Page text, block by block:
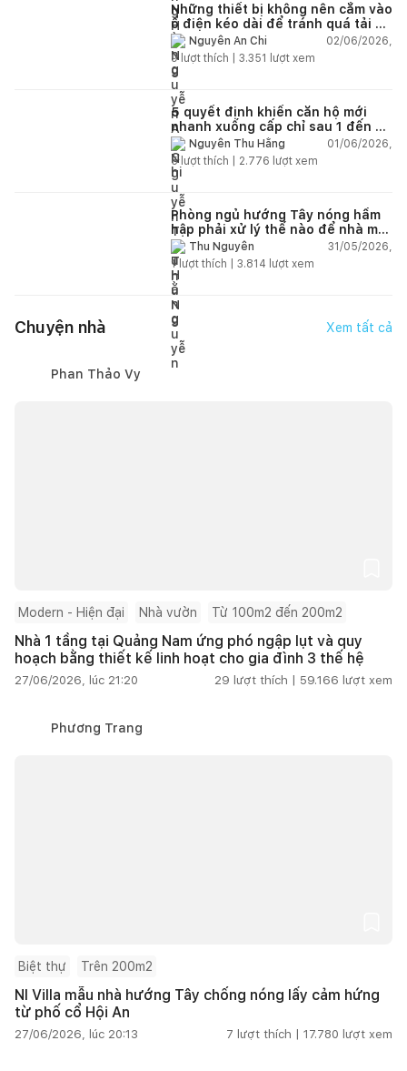
Những thiết bị không nên cắm vào
ổ điện kéo dài để tránh quá tải và
chập cháy trong nhà
Nguyễn An Chi
02/06/2026,
9lượt thích | 3.351 lượt xem
5 quyết định khiến căn hộ mới
nhanh xuống cấp chỉ sau 1 đến 2
nămNguyễn Thu Hằng
01/06/2026,
5lượt thích | 2.776 lượt xem
Phòng ngủ hướng Tây nóng hầm
hập phải xử lý thế nào để nhà mát
hơn?Thu Nguyễn
31/05/2026,
1lượt thích | 3.814 lượt xem
Chuyện nhà Xem tất cả
Phan Thảo Vy
Modern - Hiện đại Nhà vườn Từ 100m2 đến 200m2
Nhà 1 tầng tại Quảng Nam ứng phó ngập lụt và quy
hoạch bằng thiết kế linh hoạt cho gia đình 3 thế hệ
27/06/2026, lúc 21:20 29 lượt thích | 59.166 lượt xem
Phương Trang
Biệt thự Trên 200m2
NI Villa mẫu nhà hướng Tây chống nóng lấy cảm hứng
từ phố cổ Hội An
27/06/2026, lúc 20:13 7 lượt thích | 17.780 lượt xem